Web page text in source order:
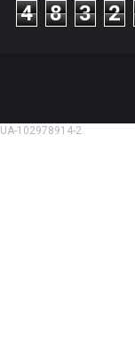
4 8 3 2
UA-102978914-2